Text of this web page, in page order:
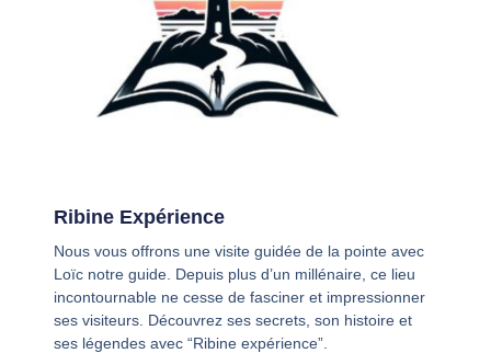
Ribine Expérience
Nous vous offrons une visite guidée de la pointe avec
Loïc notre guide. Depuis plus d’un millénaire, ce lieu
incontournable ne cesse de fasciner et impressionner
ses visiteurs. Découvrez ses secrets, son histoire et
ses légendes avec “Ribine expérience”.